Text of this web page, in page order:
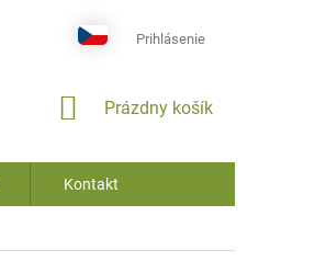
Prihlásenie
NÁKUPNÝ
Prázdny košík
Kontakt